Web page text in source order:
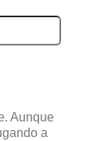
Aunque
a